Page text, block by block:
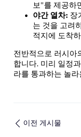
보"를 제공하
야간 열차: 장
는 것을 고려
적지에 도착
전반적으로 러시아
합니다. 미리 일정
라를 통과하는 놀
이전 게시물